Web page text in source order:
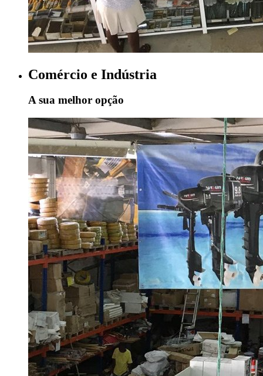
Comércio e Indústria
A sua melhor opção